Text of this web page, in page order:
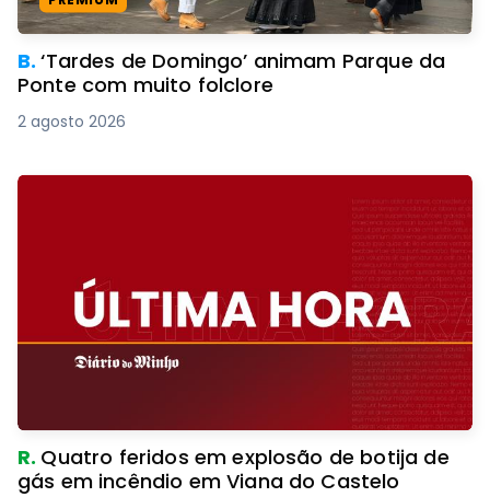
B.‘Tardes de Domingo’ animam Parque da
Ponte com muito folclore
2 agosto 2026
R. Quatro feridos em explosão de botija de
gás em incêndio em Viana do Castelo